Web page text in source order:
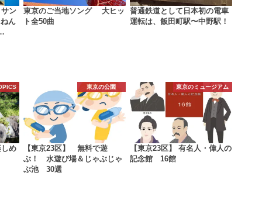
ン
ん
東京のご当地ソング 大ヒッ
ト全50曲
普通鉄道として日本初の電車
運転は、飯田町駅〜中野駅！
め
東京の公園
【東京23区】 無料で遊
ぶ！ 水遊び場＆じゃぶじゃ
ぶ池 30選
東京のミュージアム
【東京23区】 有名人・偉人の
記念館 16館